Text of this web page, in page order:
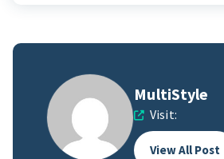
MultiStyle
Visit:
View All Post